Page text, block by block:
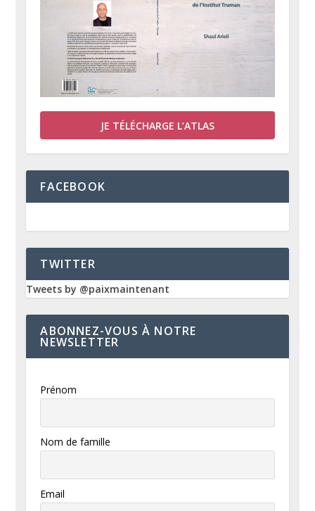
JE TÉLÉCHARGE L’ATLAS
FACEBOOK
TWITTER
Tweets by @paixmaintenant
ABONNEZ-VOUS À NOTRE
NEWSLETTER
Prénom
Nom de famille
Email